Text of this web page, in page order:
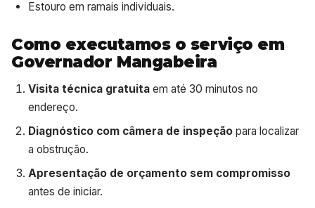
Estouro em ramais individuais.
Como executamos o serviço em
Governador Mangabeira
Visita técnica gratuita em até 30 minutos no
endereço.
Diagnóstico com câmera de inspeção para localizar
a obstrução.
Apresentação de orçamento sem compromisso
antes de iniciar.